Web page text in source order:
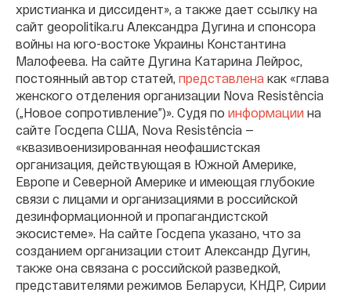
христианка и диссидент», а также дает ссылку на
сайт geopolitika.ru Александра Дугина и спонсора
войны на юго-востоке Украины Константина
Малофеева. На сайте Дугина Катарина Лейрос,
постоянный автор статей, представлена как «глава
женского отделения организации Nova Resistência
(„Новое сопротивление”)». Судя по информации на
сайте Госдепа США, Nova Resistência —
«квазивоенизированная неофашистская
организация, действующая в Южной Америке,
Европе и Северной Америке и имеющая глубокие
связи с лицами и организациями в российской
дезинформационной и пропагандистской
экосистеме». На сайте Госдепа указано, что за
созданием организации стоит Александр Дугин,
также она связана с российской разведкой,
представителями режимов Беларуси, КНДР, Сирии